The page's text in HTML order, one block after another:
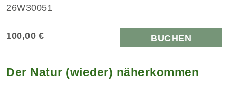
26W30051
100,00 € BUCHEN
Der Natur (wieder) näherkommen